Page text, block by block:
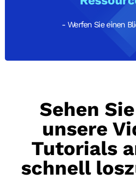
- Werfen Sie einen
Sehen
unsere
Tutorials
schnell